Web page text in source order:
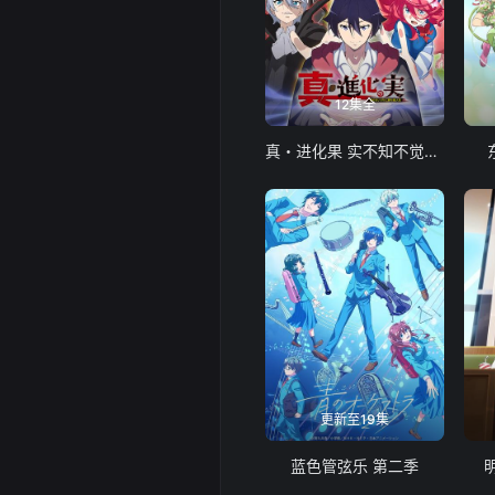
12集全
真・进化果 实不知不觉踏上胜利的人生
更新至19集
蓝色管弦乐 第二季